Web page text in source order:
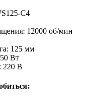
C4
12000 об/мин
125 мм
Вт
220 В